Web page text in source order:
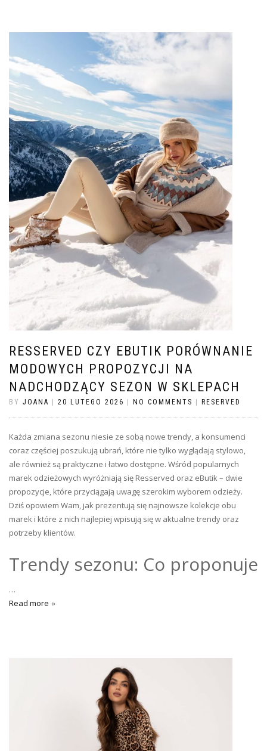
RESSERVED CZY EBUTIK PORÓWNANIE
MODOWYCH PROPOZYCJI NA
NADCHODZĄCY SEZON W SKLEPACH
BY JOANA 20 LUTEGO 2026 NO COMMENTS RESERVED
Każda zmiana sezonu niesie ze sobą nowe trendy, a konsumenci
coraz częściej poszukują ubrań, które nie tylko wyglądają stylowo,
ale również są praktyczne i łatwo dostępne. Wśród popularnych
marek odzieżowych wyróżniają się Resserved oraz eButik – dwie
propozycje, które przyciągają uwagę szerokim wyborem odzieży.
Dziś opowiem Wam, jak prezentują się najnowsze kolekcje obu
marek i które z nich najlepiej wpisują się w aktualne trendy oraz
potrzeby klientów.
Trendy sezonu: Co proponuje
…
Read more